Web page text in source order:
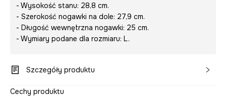
- Wysokość stanu: 28,8 cm.
- Szerokość nogawki na dole: 27,9 cm.
- Długość wewnętrzna nogawki: 25 cm.
- Wymiary podane dla rozmiaru: L.
Szczegóły produktu
Cechy produktu